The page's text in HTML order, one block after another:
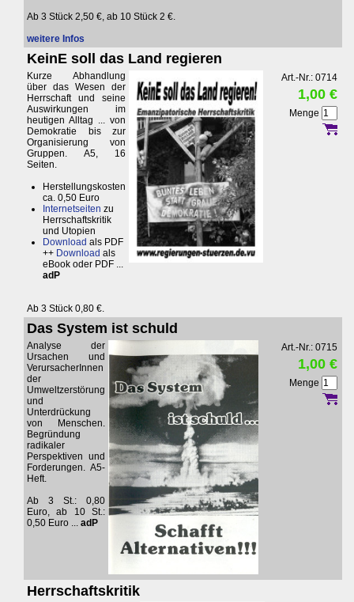
Ab 3 Stück 2,50 €, ab 10 Stück 2 €.
weitere Infos
KeinE soll das Land regieren
Kurze Abhandlung
über das Wesen der
Herrschaft und seine
Auswirkungen im
heutigen Alltag ... von
Demokratie bis zur
Organisierung von
Gruppen. A5, 16
Seiten.
Herstellungskosten
ca. 0,50 Euro
Internetseiten zu
Herrschaftskritik
und Utopien
Download als PDF
++ Download als
eBook oder PDF ...
adP
Ab 3 Stück 0,80 €.
Art.-Nr.: 0714
1,00 €
Menge
Das System ist schuld
Analyse der
Ursachen und
VerursacherInnen
der
Umweltzerstörung
und
Unterdrückung
von Menschen.
Begründung
radikaler
Perspektiven und
Forderungen. A5-
Heft.
Ab 3 St.: 0,80
Euro, ab 10 St.:
0,50 Euro ... adP
Art.-Nr.: 0715
1,00 €
Menge
Herrschaftskritik